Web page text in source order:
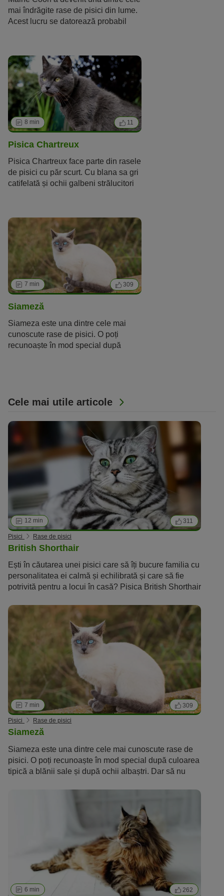
mai îndrăgite rase de pisici din lume.
Acest lucru se datorează probabil
poți afla lucruri importante despre
iubitoarele feline.
8 min 11
Pisica Chartreux
Pisica Chartreux face parte din rasele
de pisici cu păr scurt. Cu blana sa gri
catifelată și ochii galbeni strălucitori
calm și prietenos, precum și
inteligența sa.
7 min 309
Siameză
Siameza este una dintre cele mai
cunoscute rase de pisici. O poți
recunoaște în mod special după
Cele mai utile articole
12 min 311
Pisici Rase de pisici
British Shorthair
Ești în căutarea unei pisici care să îți bucure familia cu
personalitatea ei calmă și echilibrată și care să fie
potrivită pentru a locui în casă? Pisica British Shorthair
ai British Shorthair o fac irezistibilă pentru iubitorii de
pisici. În plus, personalitatea acestor feline le face
foarte ușor de iubit! Dar ce altceva trebuie să mai știi?
În acest articol îți vom prezenta rasa British Shorthair
în detaliu și îți oferă sfaturi privind achiziționarea
acestor pisici, îngrijire, nutriție și sănătate.
7 min 309
Pisici Rase de pisici
Siameză
Siameza este una dintre cele mai cunoscute rase de
pisici. O poți recunoaște în mod special după culoarea
tipică a blănii sale și după ochii albaștri. Dar să nu
6 min 262